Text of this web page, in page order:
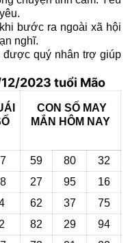
bước ra ngoài xã hội
nghĩ.
được quý nhân trợ giúp
2023 tuổi Mão
CON SỐ MAY
MẮN HÔM NAY
7 59 80
32
8 27 95 16
62 37
75
2 82 29
94